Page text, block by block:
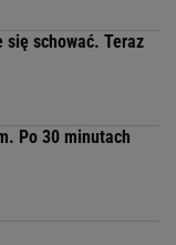
się schować. Teraz
Po 30 minutach